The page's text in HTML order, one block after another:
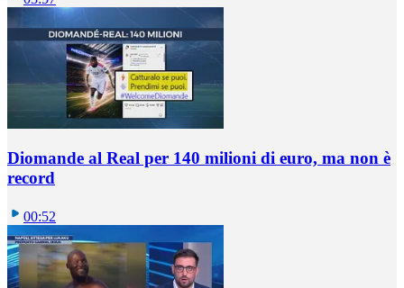
Diomande al Real per 140 milioni di euro, ma non è
record
00:52